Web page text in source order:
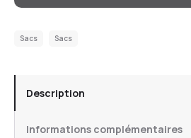
Sacs Sacs
Description
Informations complémentaires